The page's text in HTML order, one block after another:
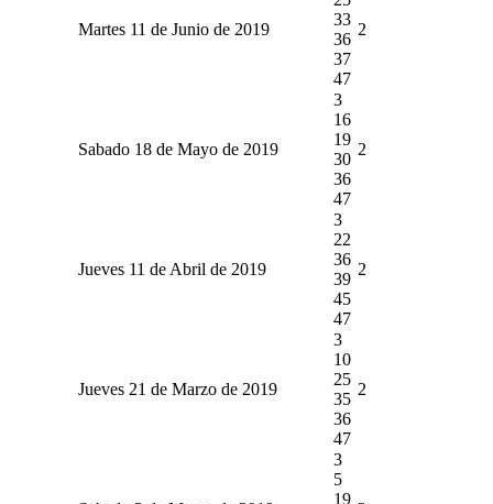
Martes 11 de Junio de 2019
33
36
37
47
2
Sabado 18 de Mayo de 2019
3
16
19
30
36
47
2
Jueves 11 de Abril de 2019
3
22
36
39
45
47
2
Jueves 21 de Marzo de 2019
3
10
25
35
36
47
2
3
5
19